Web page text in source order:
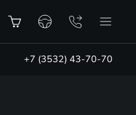
+7 (3532) 43-70-70